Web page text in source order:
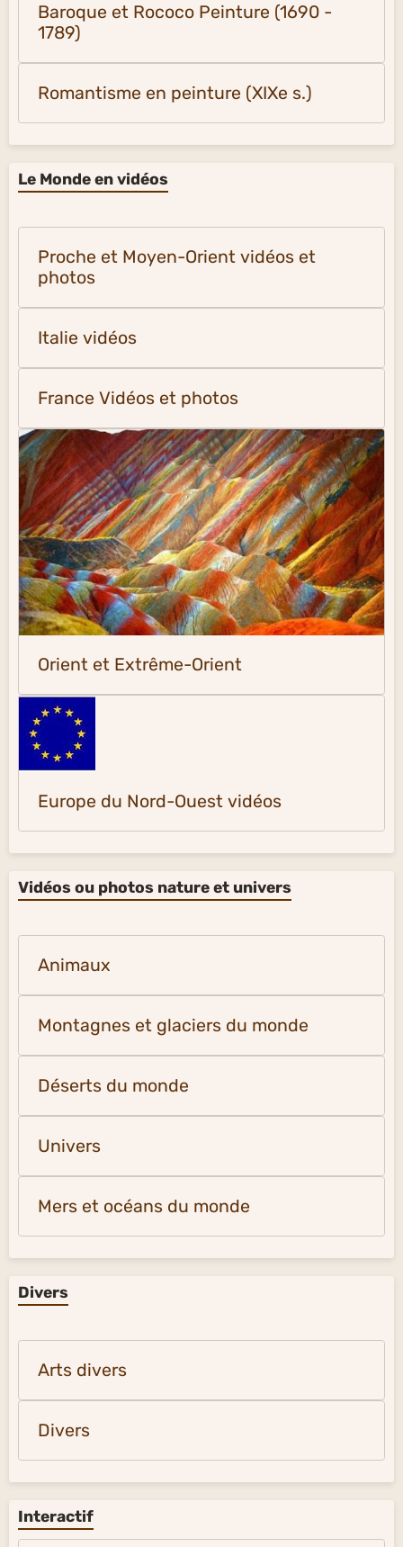
Baroque et Rococo Peinture (1690 -
1789)
Romantisme en peinture (XIXe s.)
Le Monde en vidéos
Proche et Moyen-Orient vidéos et
photos
Italie vidéos
France Vidéos et photos
Orient et Extrême-Orient
Europe du Nord-Ouest vidéos
Vidéos ou photos nature et univers
Animaux
Montagnes et glaciers du monde
Déserts du monde
Univers
Mers et océans du monde
Divers
Arts divers
Divers
Interactif